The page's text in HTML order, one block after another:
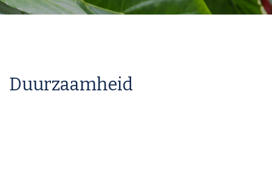
Duurzaamheid